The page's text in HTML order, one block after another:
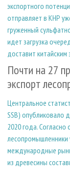
экспортного
отправляет в КНР
груженный
идет загрузка
доставит
Почти на 27
экспорт
Центральное
SSB) опубликовало
2020 года. Согласно
лесопромышленники
международные
из древесины